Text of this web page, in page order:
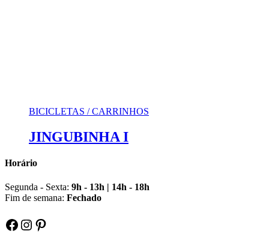
BICICLETAS / CARRINHOS
JINGUBINHA I
Horário
Segunda - Sexta: 9h - 13h | 14h - 18h
Fim de semana: Fechado
Facebook
Instagram
Pinterest